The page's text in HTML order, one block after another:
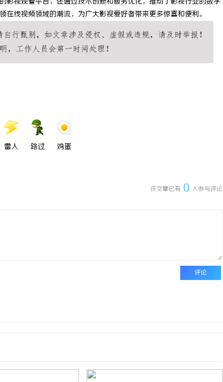
影视观看平台，还通过技术创新和服务优化，推动了影视行业的数字
线视频领域的潮流，为广大影视爱好者带来更多惊喜和便利。
雷人 路过 鸡蛋
该文章已有 0 人参与评论
评论